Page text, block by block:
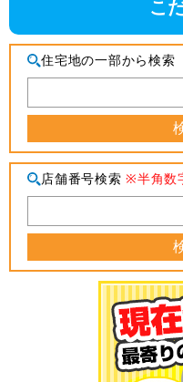
こ
住宅地の一部から検索
店舗番号検索※半角数